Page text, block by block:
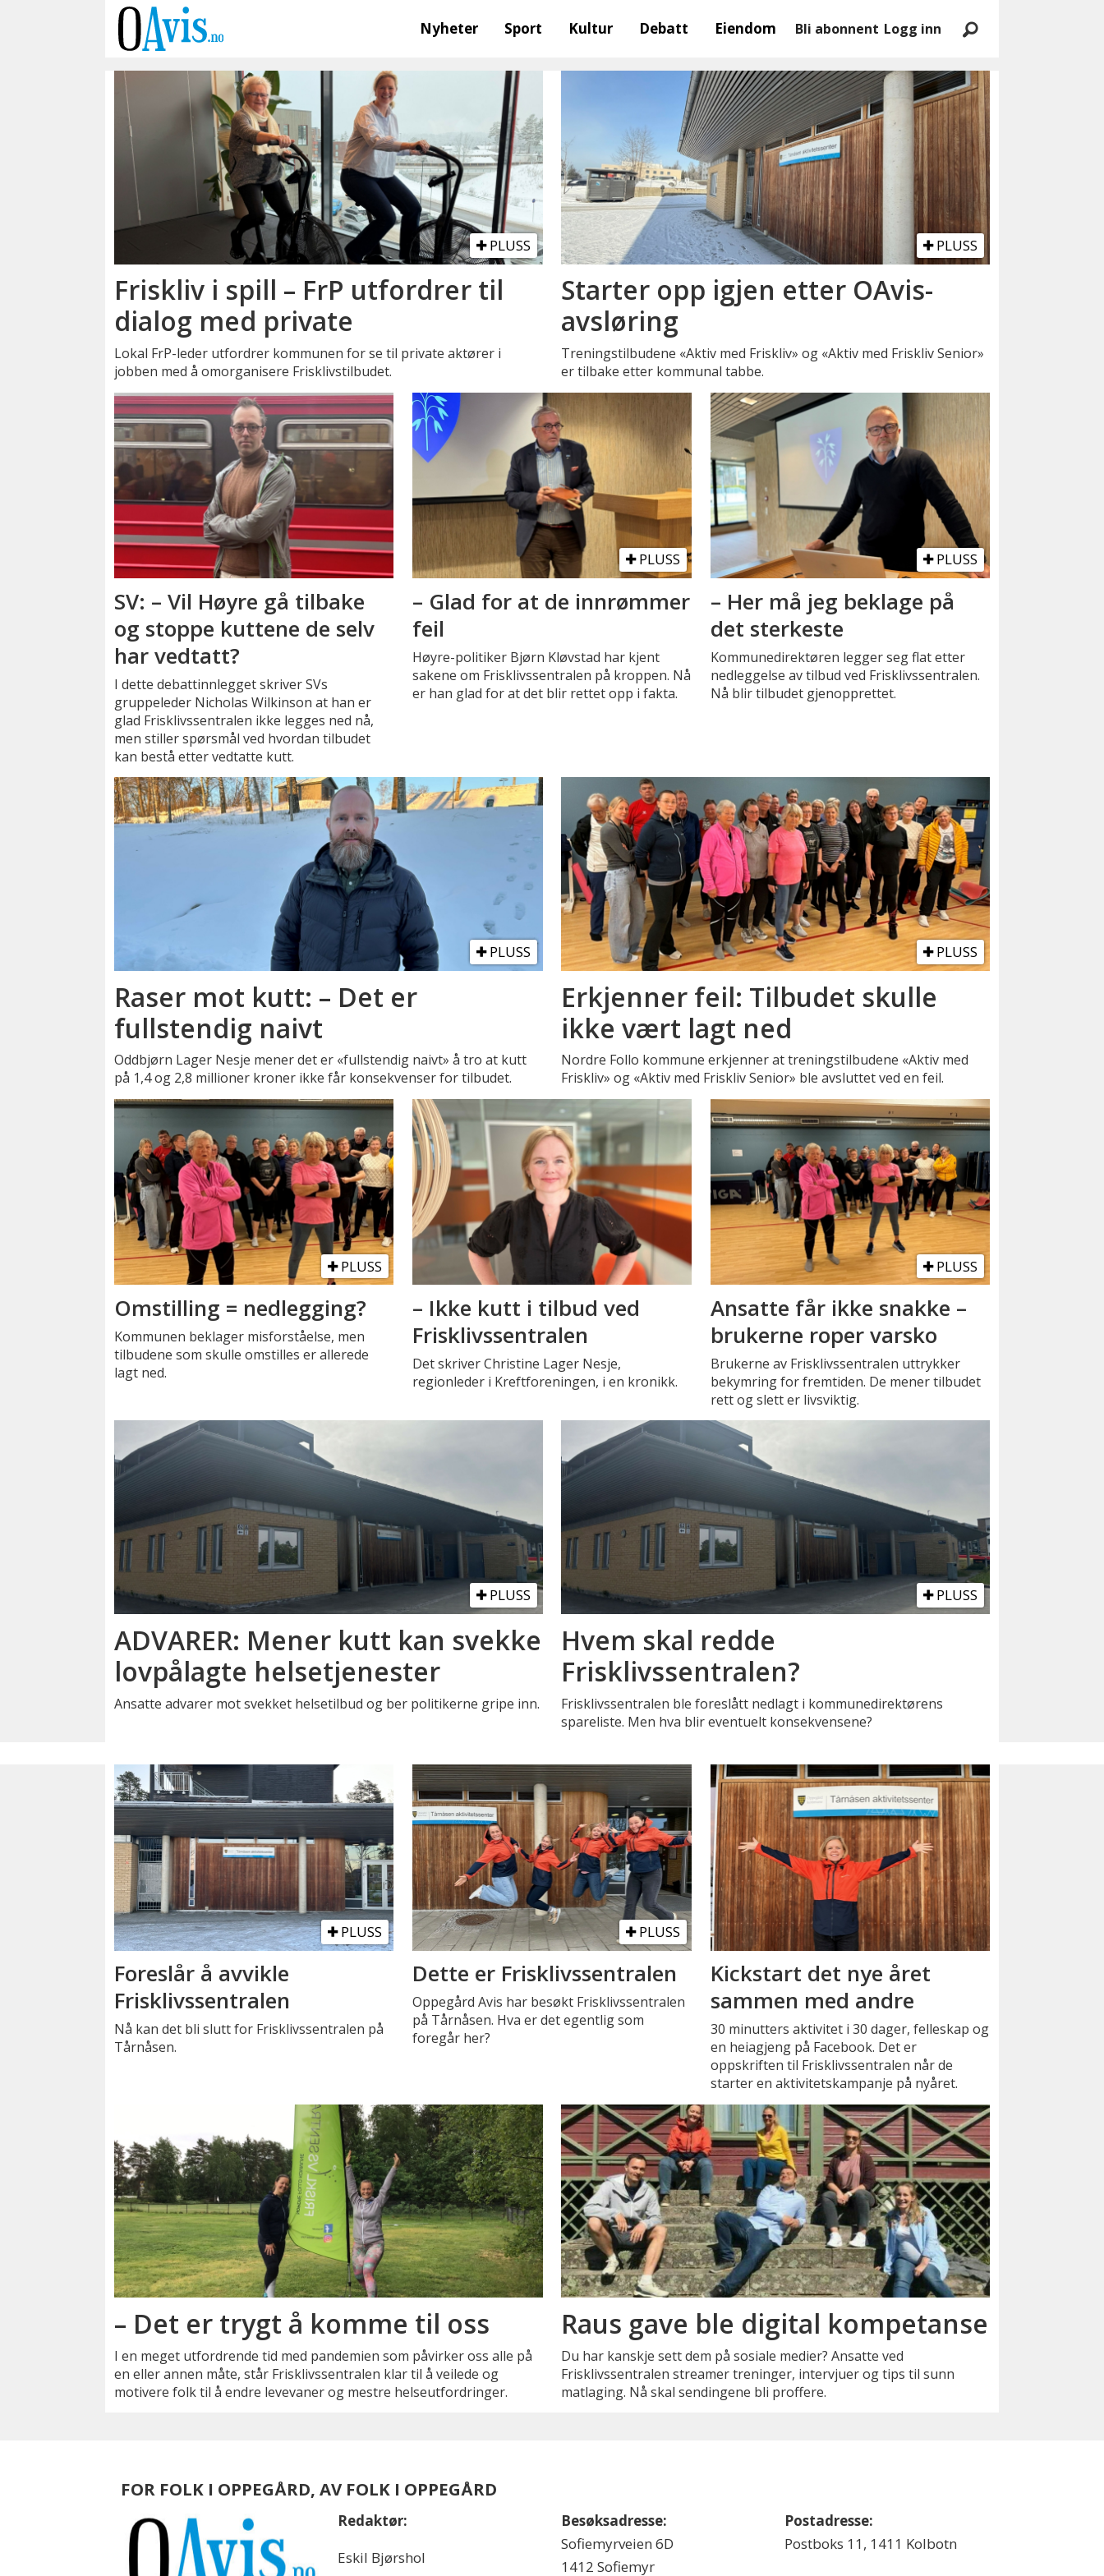
Nyheter Sport Kultur Debatt Eiendom Bli abonnent Logg inn
frisklivssentralen
PLUSS
Friskliv i spill – FrP utfordrer til
dialog med private
Lokal FrP-leder utfordrer kommunen for se til private aktører i
jobben med å omorganisere Frisklivstilbudet.
PLUSS
Starter opp igjen etter OAvis-
avsløring
Treningstilbudene «Aktiv med Friskliv» og «Aktiv med Friskliv Senior»
er tilbake etter kommunal tabbe.
SV: – Vil Høyre gå tilbake
og stoppe kuttene de selv
har vedtatt?
I dette debattinnlegget skriver SVs
gruppeleder Nicholas Wilkinson at han er
glad Frisklivssentralen ikke legges ned nå,
men stiller spørsmål ved hvordan tilbudet
kan bestå etter vedtatte kutt.
PLUSS
– Glad for at de innrømmer
feil
Høyre-politiker Bjørn Kløvstad har kjent
sakene om Frisklivssentralen på kroppen. Nå
er han glad for at det blir rettet opp i fakta.
PLUSS
– Her må jeg beklage på
det sterkeste
Kommunedirektøren legger seg flat etter
nedleggelse av tilbud ved Frisklivssentralen.
Nå blir tilbudet gjenopprettet.
PLUSS
Raser mot kutt: – Det er
fullstendig naivt
Oddbjørn Lager Nesje mener det er «fullstendig naivt» å tro at kutt
på 1,4 og 2,8 millioner kroner ikke får konsekvenser for tilbudet.
PLUSS
Erkjenner feil: Tilbudet skulle
ikke vært lagt ned
Nordre Follo kommune erkjenner at treningstilbudene «Aktiv med
Friskliv» og «Aktiv med Friskliv Senior» ble avsluttet ved en feil.
PLUSS
Omstilling = nedlegging?
Kommunen beklager misforståelse, men
tilbudene som skulle omstilles er allerede
lagt ned.
– Ikke kutt i tilbud ved
Frisklivssentralen
Det skriver Christine Lager Nesje,
regionleder i Kreftforeningen, i en kronikk.
PLUSS
Ansatte får ikke snakke –
brukerne roper varsko
Brukerne av Frisklivssentralen uttrykker
bekymring for fremtiden. De mener tilbudet
rett og slett er livsviktig.
PLUSS
ADVARER: Mener kutt kan svekke
lovpålagte helsetjenester
Ansatte advarer mot svekket helsetilbud og ber politikerne gripe inn.
PLUSS
Hvem skal redde
Frisklivssentralen?
Frisklivssentralen ble foreslått nedlagt i kommunedirektørens
spareliste. Men hva blir eventuelt konsekvensene?
PLUSS
Foreslår å avvikle
Frisklivssentralen
Nå kan det bli slutt for Frisklivssentralen på
Tårnåsen.
PLUSS
Dette er Frisklivssentralen
Oppegård Avis har besøkt Frisklivssentralen
på Tårnåsen. Hva er det egentlig som
foregår her?
Kickstart det nye året
sammen med andre
30 minutters aktivitet i 30 dager, felleskap og
en heiagjeng på Facebook. Det er
oppskriften til Frisklivssentralen når de
starter en aktivitetskampanje på nyåret.
– Det er trygt å komme til oss
I en meget utfordrende tid med pandemien som påvirker oss alle på
en eller annen måte, står Frisklivssentralen klar til å veilede og
motivere folk til å endre levevaner og mestre helseutfordringer.
Raus gave ble digital kompetanse
Du har kanskje sett dem på sosiale medier? Ansatte ved
Frisklivssentralen streamer treninger, intervjuer og tips til sunn
matlaging. Nå skal sendingene bli proffere.
FOR FOLK I OPPEGÅRD, AV FOLK I OPPEGÅRD
Redaktør:
Eskil Bjørshol
Besøksadresse:
Sofiemyrveien 6D
1412 Sofiemyr
Postadresse:
Postboks 11, 1411 Kolbotn